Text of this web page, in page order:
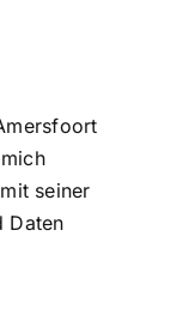
seiner
Daten